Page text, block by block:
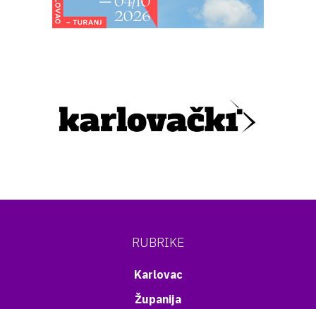
RUBRIKE
Karlovac
Županija